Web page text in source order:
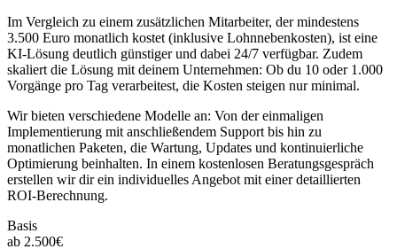
Im Vergleich zu einem zusätzlichen Mitarbeiter, der mindestens
3.500 Euro monatlich kostet (inklusive Lohnnebenkosten), ist eine
KI-Lösung deutlich günstiger und dabei 24/7 verfügbar. Zudem
skaliert die Lösung mit deinem Unternehmen: Ob du 10 oder 1.000
Vorgänge pro Tag verarbeitest, die Kosten steigen nur minimal.
Wir bieten verschiedene Modelle an: Von der einmaligen
Implementierung mit anschließendem Support bis hin zu
monatlichen Paketen, die Wartung, Updates und kontinuierliche
Optimierung beinhalten. In einem kostenlosen Beratungsgespräch
erstellen wir dir ein individuelles Angebot mit einer detaillierten
ROI-Berechnung.
Basis
ab 2.500€